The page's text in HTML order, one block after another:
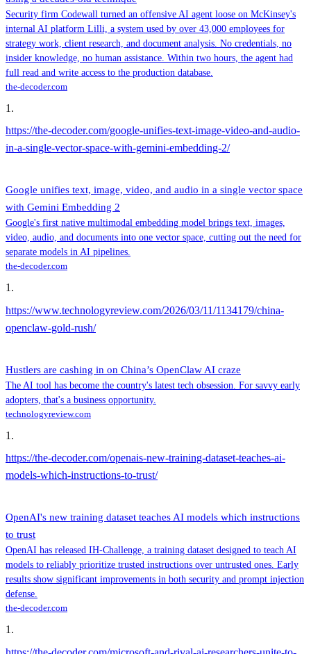
Security firm Codewall turned an offensive AI agent loose on McKinsey's
internal AI platform Lilli, a system used by over 43,000 employees for
strategy work, client research, and document analysis. No credentials, no
insider knowledge, no human assistance. Within two hours, the agent had
full read and write access to the production database.
the-decoder.com
1 .
https://the-decoder.com/google-unifies-text-image-video-and-audio-
in-a-single-vector-space-with-gemini-embedding-2/
Google unifies text, image, video, and audio in a single vector space
with Gemini Embedding 2
Google's first native multimodal embedding model brings text, images,
video, audio, and documents into one vector space, cutting out the need for
separate models in AI pipelines.
the-decoder.com
1 .
https://www.technologyreview.com/2026/03/11/1134179/china-
openclaw-gold-rush/
Hustlers are cashing in on China’s OpenClaw AI craze
The AI tool has become the country's latest tech obsession. For savvy early
adopters, that's a business opportunity.
technologyreview.com
1 .
https://the-decoder.com/openais-new-training-dataset-teaches-ai-
models-which-instructions-to-trust/
OpenAI's new training dataset teaches AI models which instructions
to trust
OpenAI has released IH-Challenge, a training dataset designed to teach AI
models to reliably prioritize trusted instructions over untrusted ones. Early
results show significant improvements in both security and prompt injection
defense.
the-decoder.com
1 .